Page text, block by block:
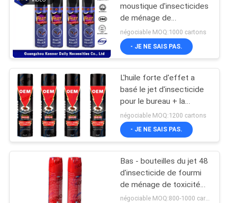
moustique d'insecticides
de ménage de
Cypermethrin/jet de
tueur insecte de lit
négociable MOQ:1000 cartons
- JE NE SAIS PAS.
L'huile forte d'effet a
basé le jet d'insecticide
pour le bureau + la
chambre à coucher
négociable MOQ:1200 cartons
- JE NE SAIS PAS.
Bas - bouteilles du jet 48
d'insecticide de fourmi
de ménage de toxicité
par carton
négociable MOQ:800-1000 cartons